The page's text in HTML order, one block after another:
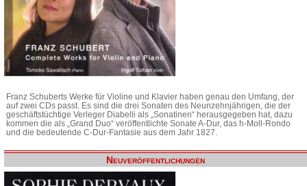
Franz Schuberts Werke für Violine und Klavier haben genau den Umfang, der
auf zwei CDs passt. Es sind die drei Sonaten des Neunzehnjährigen, die der
geschäftstüchtige Verleger Diabelli als „Sonatinen“ herausgegeben hat, dazu
kommen die als „Grand Duo“ veröffentlichte Sonate A-Dur, das h-Moll-Rondo
und die bedeutende C-Dur-Fantasie aus dem Jahr 1827.
Neuveröffentlichungen